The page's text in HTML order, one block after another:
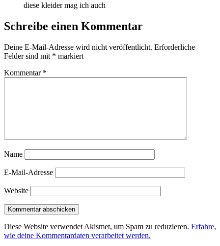
diese kleider mag ich auch
Schreibe einen Kommentar
Deine E-Mail-Adresse wird nicht veröffentlicht. Erforderliche
Felder sind mit * markiert
Kommentar *
Name
E-Mail-Adresse
Website
Diese Website verwendet Akismet, um Spam zu reduzieren. Erfahre,
wie deine Kommentardaten verarbeitet werden.